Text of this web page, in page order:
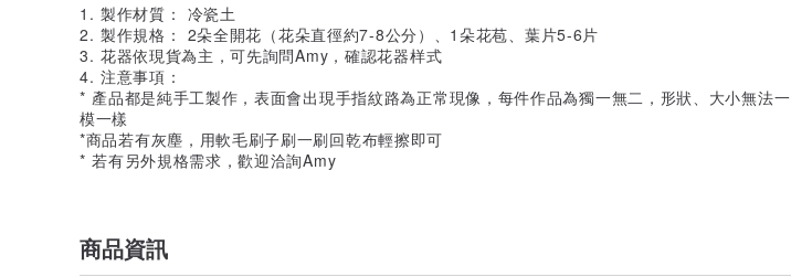
1. 製作材質： 冷瓷土
2. 製作規格： 2朵全開花（花朵直徑約7-8公分）、1朵花苞、葉片5-6片
3. 花器依現貨為主，可先詢問Amy，確認花器样式
4. 注意事項：
* 產品都是純手工製作，表面會出現手指紋路為正常現像，每件作品為獨一無二，形狀、大小無法一
模一樣
*商品若有灰塵，用軟毛刷子刷一刷回乾布輕擦即可
* 若有另外規格需求，歡迎洽詢Amy
商品資訊